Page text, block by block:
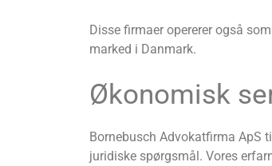
Disse firmaer opererer også
marked i Danmark.
Økonomisk
Bornebusch Advokatfirma ApS
juridiske spørgsmål. Vores